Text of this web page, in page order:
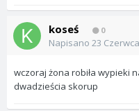
koseś 0
Napisano 23
wczoraj żona robiła wypieki
dwadzieścia skorup